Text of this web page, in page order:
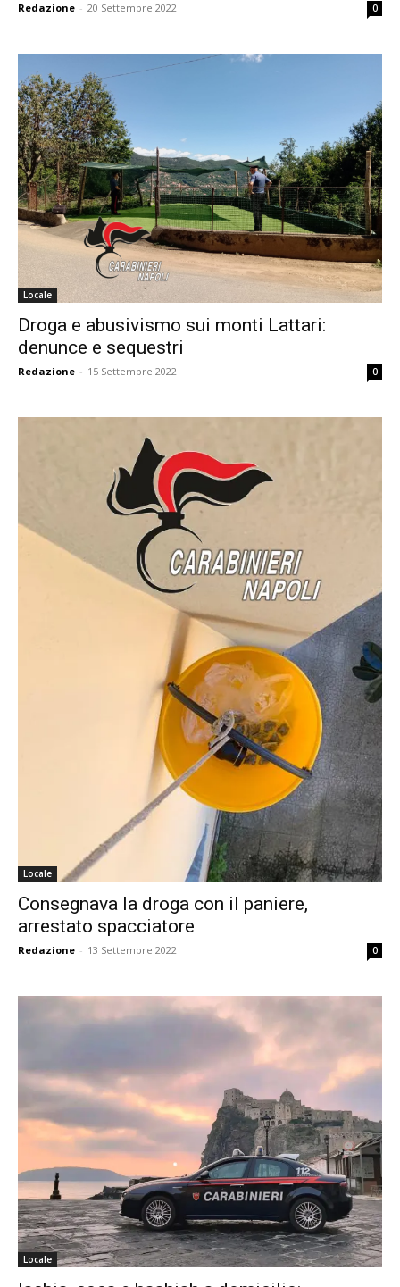
Redazione - 20 Settembre 2022 0
Locale
Droga e abusivismo sui monti Lattari:
denunce e sequestri
Redazione - 15 Settembre 2022 0
Locale
Consegnava la droga con il paniere,
arrestato spacciatore
Redazione - 13 Settembre 2022 0
Locale